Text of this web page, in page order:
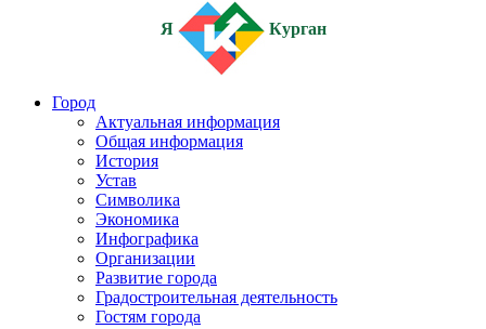
Я Курган
Город
Актуальная информация
Общая информация
История
Устав
Символика
Экономика
Инфографика
Организации
Развитие города
Градостроительная деятельность
Гостям города